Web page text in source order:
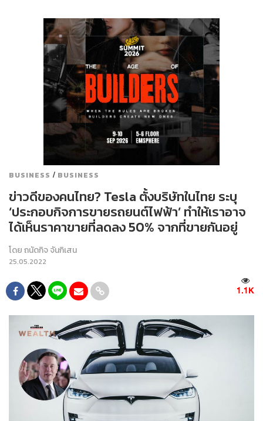
BUSINESS / BUSINESS
ข่าวดีของคนไทย? Tesla ตั้งบริษัทในไทย ระบุ
‘ประกอบกิจการขายรถยนต์ไฟฟ้า’ ทำให้เราอาจ
ได้เห็นราคาขายที่ลดลง 50% จากที่ขายกันอยู่
โดยถนัดกิจ จันกิเสน
25.05.2022
1.1K